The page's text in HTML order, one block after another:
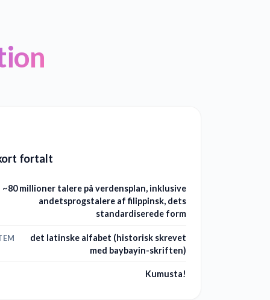
fortalt
~80 millioner talere på verdensplan, inklusive
andetsprogstalere af filippinsk, dets
standardiserede form
det latinske alfabet (historisk skrevet
med baybayin-skriften)
Kumusta!